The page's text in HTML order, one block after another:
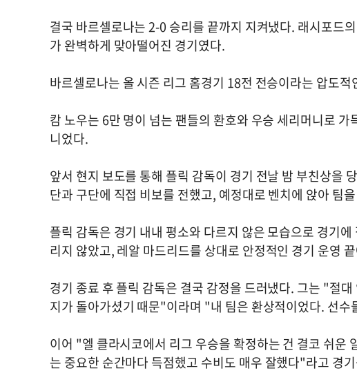
결국 바르셀로나는 2-0 승리를 끝까지 지켜냈다. 래시포드
가 완벽하게 맞아떨어진 경기였다.
바르셀로나는 올 시즌 리그 홈경기 18전 전승이라는 압도
캄 노우는 6만 명이 넘는 팬들의 환호와 우승 세리머니로
니었다.
앞서 현지 보도를 통해 플릭 감독이 경기 전날 밤 부친상을
단과 구단에 직접 비보를 전했고, 예정대로 벤치에 앉아 팀
플릭 감독은 경기 내내 평소와 다르지 않은 모습으로 경기
리지 않았고, 레알 마드리드를 상대로 안정적인 경기 운영
경기 종료 후 플릭 감독은 결국 감정을 드러냈다. 그는 "절
지가 돌아가셨기 때문"이라며 "내 팀은 환상적이었다. 선
이어 "엘 클라시코에서 리그 우승을 확정하는 건 결코 쉬운
는 중요한 순간마다 득점했고 수비도 매우 잘했다"라고 경